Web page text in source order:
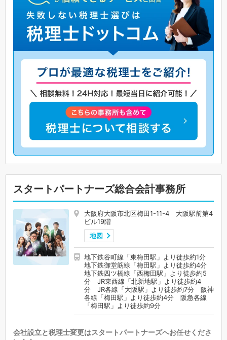
スタートパートナーズ総合会計事務所
大阪府大阪市北区梅田1-11-4 大阪駅前第4
ビル19階
地図
地下鉄谷町線「東梅田駅」より徒歩約1分
地下鉄御堂筋線「梅田駅」より徒歩約4分
地下鉄四ツ橋線「西梅田駅」より徒歩約5
分 JR東西線「北新地駅」より徒歩約4
分 JR各線「大阪駅」より徒歩約7分 阪神
各線「梅田駅」より徒歩約4分 阪急各線
「梅田駅」より徒歩約9分
会社設立と税理士変更はスタートパートナーズへお任せくださ